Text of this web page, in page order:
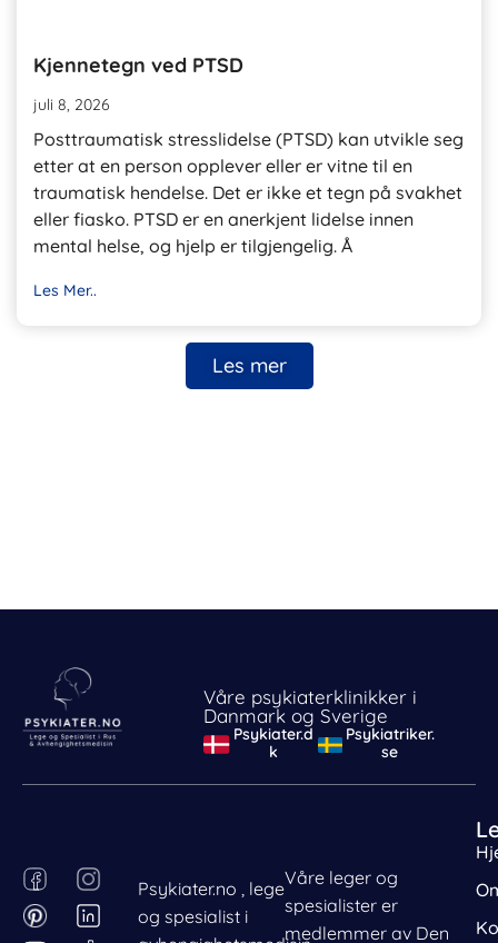
Kjennetegn ved PTSD
juli 8, 2026
Posttraumatisk stresslidelse (PTSD) kan utvikle seg
etter at en person opplever eller er vitne til en
traumatisk hendelse. Det er ikke et tegn på svakhet
eller fiasko. PTSD er en anerkjent lidelse innen
mental helse, og hjelp er tilgjengelig. Å
Les Mer..
Les mer
Våre psykiaterklinikker i
Danmark og Sverige
Psykiater.d
k
Psykiatriker.
se
Psykiater.no , lege
og spesialist i
Våre leger og
spesialister er
medlemmer av Den
F
a
c
I
n
s
P
i
n
L
i
n
Behandle ditt samtykke
For å gi best mulig opplevelse bruker vi